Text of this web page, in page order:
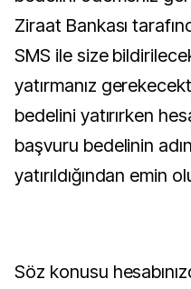
Ziraat Bankası
SMS ile size
yatırmanız
bedelini yatırırken
başvuru bedelinin
yatırıldığından emin
Söz konusu